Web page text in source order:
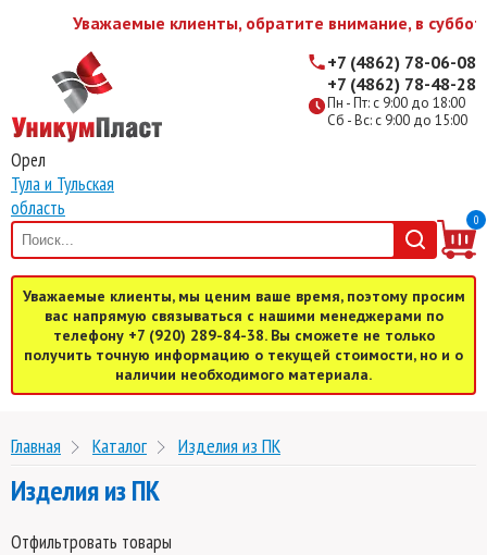
Уважаемые клиенты, обратите внимание, в
Орел
Тула и Тульская
область
Пн - Пт: с 9:00 до 18:00
Сб - Вс: с 9:00 до 15:00
+7 (4862) 78-06-08
+7 (4862) 78-48-28
0
Уважаемые клиенты, мы ценим ваше время, поэтому просим
вас напрямую связываться с нашими менеджерами по
телефону +7 (920) 289-84-38. Вы сможете не только
получить точную информацию о текущей стоимости, но и о
наличии необходимого материала.
Главная Каталог Изделия из ПК
Изделия из ПК
Отфильтровать товары